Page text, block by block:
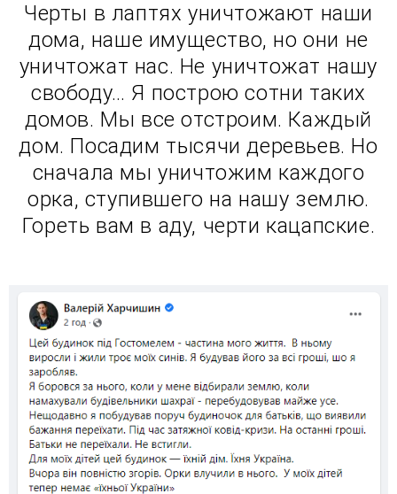
Черты в лаптях уничтожают наши
дома, наше имущество, но они не
уничтожат нас. Не уничтожат нашу
свободу… Я построю сотни таких
домов. Мы все отстроим. Каждый
дом. Посадим тысячи деревьев. Но
сначала мы уничтожим каждого
орка, ступившего на нашу землю.
Гореть вам в аду, черти кацапские.